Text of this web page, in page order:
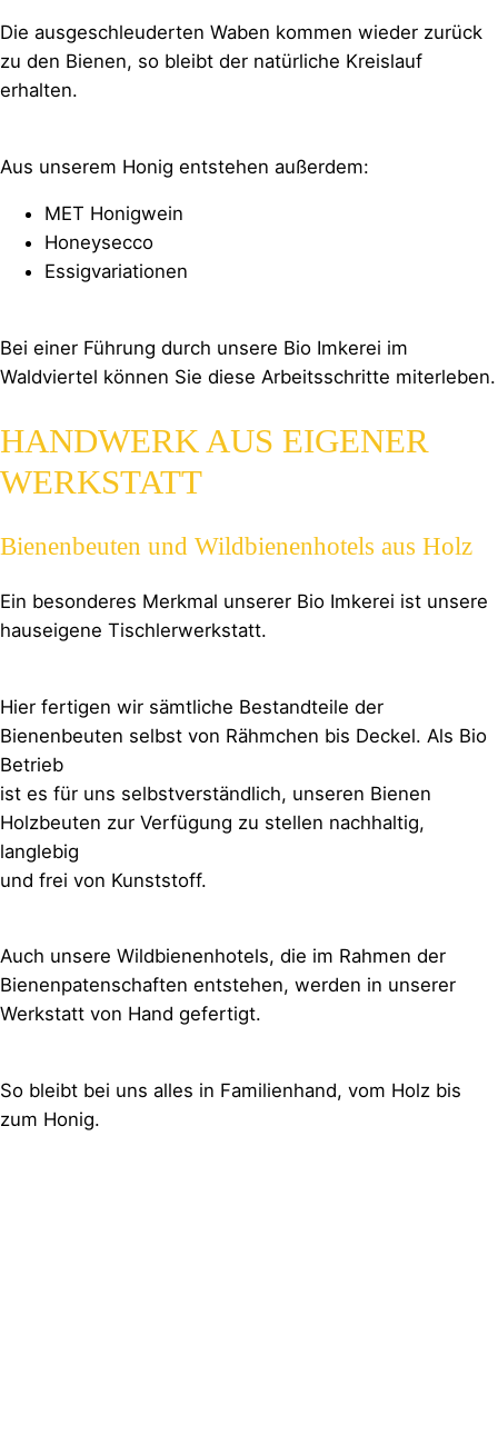
Die ausgeschleuderten Waben kommen wieder zurück
zu den Bienen, so bleibt der natürliche Kreislauf
erhalten.
Aus unserem Honig entstehen außerdem:
MET Honigwein
Honeysecco
Essigvariationen
Bei einer Führung durch unsere Bio Imkerei im
Waldviertel können Sie diese Arbeitsschritte miterleben.
HANDWERK AUS EIGENER
WERKSTATT
Bienenbeuten und Wildbienenhotels aus Holz
Ein besonderes Merkmal unserer Bio Imkerei ist unsere
hauseigene Tischlerwerkstatt.
Hier fertigen wir sämtliche Bestandteile der
Bienenbeuten selbst von Rähmchen bis Deckel. Als Bio
Betrieb
ist es für uns selbstverständlich, unseren Bienen
Holzbeuten zur Verfügung zu stellen nachhaltig,
langlebig
und frei von Kunststoff.
Auch unsere Wildbienenhotels, die im Rahmen der
Bienenpatenschaften entstehen, werden in unserer
Werkstatt von Hand gefertigt.
So bleibt bei uns alles in Familienhand, vom Holz bis
zum Honig.